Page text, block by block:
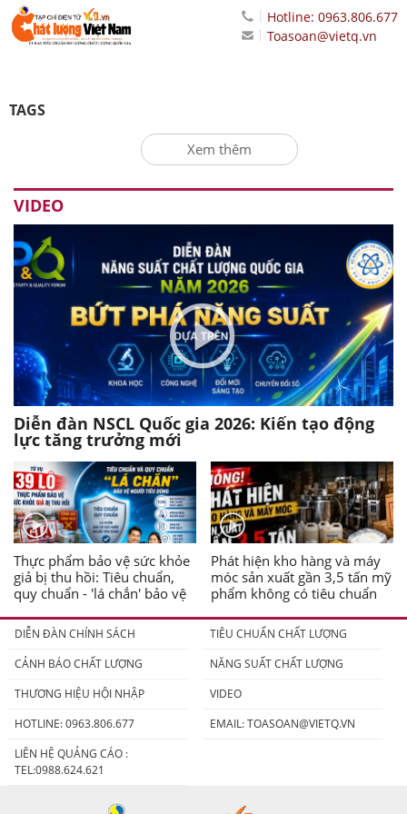
Hotline: 0963.806.677
Toasoan@vietq.vn
TAGS
Xem thêm
VIDEO
Diễn đàn NSCL Quốc gia 2026: Kiến tạo động
lực tăng trưởng mới
Thực phẩm bảo vệ sức khỏe
giả bị thu hồi: Tiêu chuẩn,
quy chuẩn - 'lá chắn' bảo vệ
Phát hiện kho hàng và máy
móc sản xuất gần 3,5 tấn mỹ
phẩm không có tiêu chuẩn
DIỄN ĐÀN CHÍNH SÁCH
TIÊU CHUẨN CHẤT LƯỢNG
CẢNH BÁO CHẤT LƯỢNG
NĂNG SUẤT CHẤT LƯỢNG
THƯƠNG HIỆU HỘI NHẬP
VIDEO
HOTLINE: 0963.806.677
EMAIL:TOASOAN@VIETQ.VN
LIÊN HỆ QUẢNG CÁO :
TEL:0988.624.621